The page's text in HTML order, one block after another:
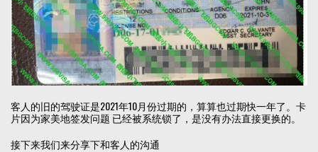
客人的旧的驾驶证是2021年10月份过期的，算算也过期快一年了。卡
片因为家美地签发问题 已经被系统锁了，是没有办法直接更换的。
接下来我们来分享下和客人的沟通